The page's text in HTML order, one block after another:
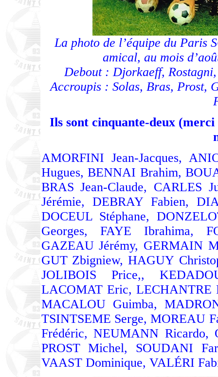
La photo de l’équipe du Paris
amical, au mois
Debout : Djorkaeff,
Accroupis : Solas, Bras, Prost,
Ils sont cinquante-deux
AMORFINI Jean-Jacques,
Hugues, BENNAI Brahim,
BRAS Jean-Claude, CARLES
Jérémie, DEBRAY Fabien,
DOCEUL Stéphane,
Georges, FAYE Ibrahima,
GAZEAU Jérémy, GERMAIN
GUT Zbigniew, HAGUY
JOLIBOIS Price,,
LACOMAT Eric, LECHANTRE
MACALOU Guimba,
TSINTSEME Serge, MOREAU
Frédéric, NEUMANN Ricardo,
PROST Michel, SOUDANI
VAAST Dominique, VALÉRI